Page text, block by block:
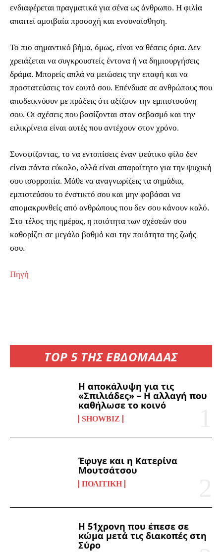
TOP 5 ΤΗΣ ΕΒΔΟΜΑΔΑΣ
Η αποκάλυψη για τις
«Σπιλιάδες» – Η αλλαγή που
καθήλωσε το κοινό
SHOWBIZ
Έφυγε και η Κατερίνα
Μουτσάτσου
ΠΟΛΙΤΙΚΉ
Η 51χρονη που έπεσε σε
κώμα μετά τις διακοπές στη
Σύρο
ενδιαφέρεται πραγματικά για σένα ως άνθρωπο. Η φιλία
απαιτεί αμοιβαία προσοχή και ενσυναίσθηση.
Το πιο σημαντικό βήμα, όμως, είναι να θέσεις όρια. Δεν
χρειάζεται να συγκρουστείς έντονα ή να δημιουργήσεις
δράμα. Μπορείς απλά να μειώσεις την επαφή και να
προστατεύσεις τον εαυτό σου. Επένδυσε σε ανθρώπους που
αποδεικνύουν με πράξεις ότι αξίζουν την εμπιστοσύνη
σου. Οι σχέσεις που βασίζονται στον σεβασμό και την
ειλικρίνεια είναι αυτές που αντέχουν στον χρόνο.
Συνοψίζοντας, το να εντοπίσεις έναν ψεύτικο φίλο δεν
είναι πάντα εύκολο, αλλά είναι απαραίτητο για την ψυχική
σου ισορροπία. Μάθε να αναγνωρίζεις τα σημάδια,
εμπιστεύσου το ένστικτό σου και μην φοβάσαι να
απομακρυνθείς από ανθρώπους που δεν σου κάνουν καλό.
Στο τέλος της ημέρας, η ποιότητα των σχέσεών σου
καθορίζει σε μεγάλο βαθμό και την ποιότητα της ζωής
σου.
Πηγή